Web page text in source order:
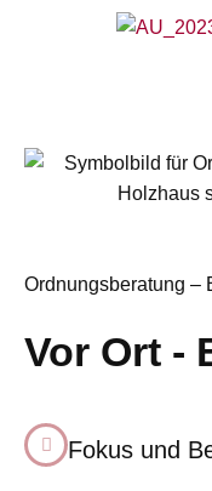
Ordnungsberatung –
Vor Ort -
Fokus und